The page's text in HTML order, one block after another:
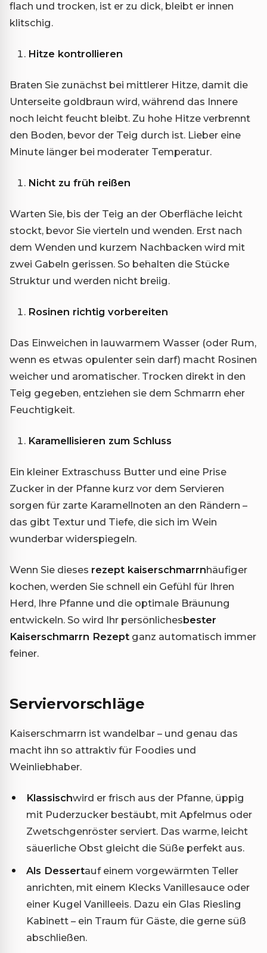
flach und trocken, ist er zu dick, bleibt er innen
klitschig.
Hitze kontrollieren
Braten Sie zunächst bei mittlerer Hitze, damit die
Unterseite goldbraun wird, während das Innere
noch leicht feucht bleibt. Zu hohe Hitze verbrennt
den Boden, bevor der Teig durch ist. Lieber eine
Minute länger bei moderater Temperatur.
Nicht zu früh reißen
Warten Sie, bis der Teig an der Oberfläche leicht
stockt, bevor Sie vierteln und wenden. Erst nach
dem Wenden und kurzem Nachbacken wird mit
zwei Gabeln gerissen. So behalten die Stücke
Struktur und werden nicht breiig.
Rosinen richtig vorbereiten
Das Einweichen in lauwarmem Wasser (oder Rum,
wenn es etwas opulenter sein darf) macht Rosinen
weicher und aromatischer. Trocken direkt in den
Teig gegeben, entziehen sie dem Schmarrn eher
Feuchtigkeit.
Karamellisieren zum Schluss
Ein kleiner Extraschuss Butter und eine Prise
Zucker in der Pfanne kurz vor dem Servieren
sorgen für zarte Karamellnoten an den Rändern –
das gibt Textur und Tiefe, die sich im Wein
wunderbar widerspiegeln.
Wenn Sie dieses rezept kaiserschmarrnhäufiger
kochen, werden Sie schnell ein Gefühl für Ihren
Herd, Ihre Pfanne und die optimale Bräunung
entwickeln. So wird Ihr persönlichesbester
Kaiserschmarrn Rezept ganz automatisch immer
feiner.
Serviervorschläge
Kaiserschmarrn ist wandelbar – und genau das
macht ihn so attraktiv für Foodies und
Weinliebhaber.
Klassischwird er frisch aus der Pfanne, üppig
mit Puderzucker bestäubt, mit Apfelmus oder
Zwetschgenröster serviert. Das warme, leicht
säuerliche Obst gleicht die Süße perfekt aus.
Als Dessertauf einem vorgewärmten Teller
anrichten, mit einem Klecks Vanillesauce oder
einer Kugel Vanilleeis. Dazu ein Glas Riesling
Kabinett – ein Traum für Gäste, die gerne süß
abschließen.